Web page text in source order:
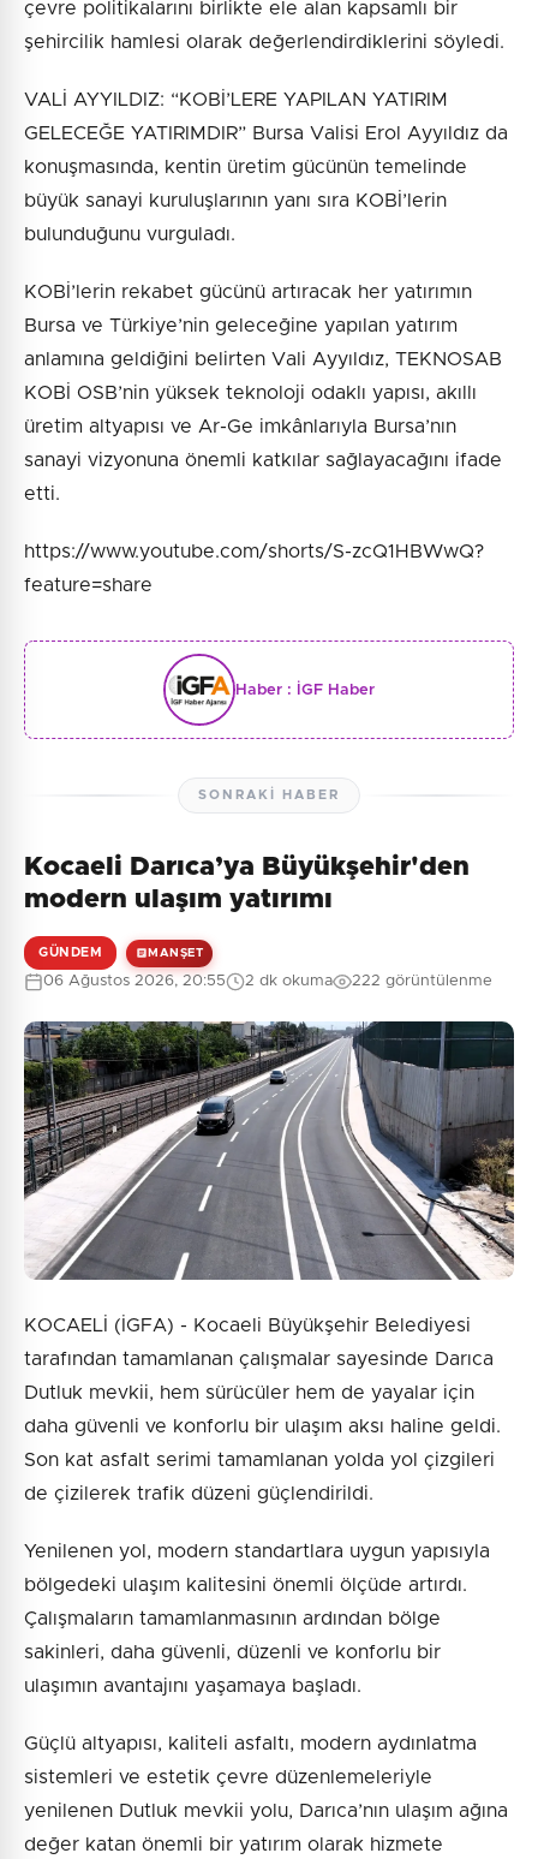
çevre politikalarını birlikte ele alan kapsamlı bir
şehircilik hamlesi olarak değerlendirdiklerini söyledi.
VALİ AYYILDIZ: “KOBİ’LERE YAPILAN YATIRIM
GELECEĞE YATIRIMDIR” Bursa Valisi Erol Ayyıldız da
konuşmasında, kentin üretim gücünün temelinde
büyük sanayi kuruluşlarının yanı sıra KOBİ’lerin
bulunduğunu vurguladı.
KOBİ’lerin rekabet gücünü artıracak her yatırımın
Bursa ve Türkiye’nin geleceğine yapılan yatırım
anlamına geldiğini belirten Vali Ayyıldız, TEKNOSAB
KOBİ OSB’nin yüksek teknoloji odaklı yapısı, akıllı
üretim altyapısı ve Ar-Ge imkânlarıyla Bursa’nın
sanayi vizyonuna önemli katkılar sağlayacağını ifade
etti.
https://www.youtube.com/shorts/S-zcQ1HBWwQ?
feature=share
Haber : İGF Haber
SONRAKI HABER
Kocaeli Darıca’ya Büyükşehir'den
modern ulaşım yatırımı
GÜNDEM MANŞET
06 Ağustos 2026, 20:55 2 dk okuma 222 görüntülenme
KOCAELİ (İGFA) - Kocaeli Büyükşehir Belediyesi
tarafından tamamlanan çalışmalar sayesinde Darıca
Dutluk mevkii, hem sürücüler hem de yayalar için
daha güvenli ve konforlu bir ulaşım aksı haline geldi.
Son kat asfalt serimi tamamlanan yolda yol çizgileri
de çizilerek trafik düzeni güçlendirildi.
Yenilenen yol, modern standartlara uygun yapısıyla
bölgedeki ulaşım kalitesini önemli ölçüde artırdı.
Çalışmaların tamamlanmasının ardından bölge
sakinleri, daha güvenli, düzenli ve konforlu bir
ulaşımın avantajını yaşamaya başladı.
Güçlü altyapısı, kaliteli asfaltı, modern aydınlatma
sistemleri ve estetik çevre düzenlemeleriyle
yenilenen Dutluk mevkii yolu, Darıca’nın ulaşım ağına
değer katan önemli bir yatırım olarak hizmete